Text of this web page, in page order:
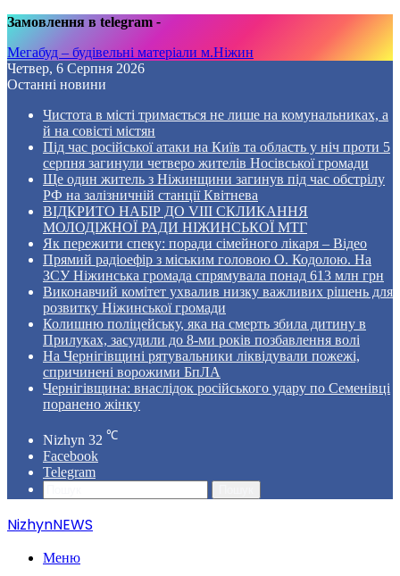
Замовлення в telegram -
Мегабуд – будівельні матеріали м.Ніжин
Четвер, 6 Серпня 2026
Останні новини
Чистота в місті тримається не лише на комунальниках, а
й на совісті містян
Під час російської атаки на Київ та область у ніч проти 5
серпня загинули четверо жителів Носівської громади
Ще один житель з Ніжинщини загинув під час обстрілу
РФ на залізничній станції Квітнева
ВІДКРИТО НАБІР ДО VIII СКЛИКАННЯ
МОЛОДІЖНОЇ РАДИ НІЖИНСЬКОЇ МТГ
Як пережити спеку: поради сімейного лікаря – Відео
Прямий радіоефір з міським головою О. Кодолою. На
ЗСУ Ніжинська громада спрямувала понад 613 млн грн
Виконавчий комітет ухвалив низку важливих рішень для
розвитку Ніжинської громади
Колишню поліцейську, яка на смерть збила дитину в
Прилуках, засудили до 8-ми років позбавлення волі
На Чернігівщині рятувальники ліквідували пожежі,
спричинені ворожими БпЛА
Чернігівщина: внаслідок російського удару по Семенівці
поранено жінку
Nizhyn 32 ℃
Facebook
Telegram
NizhynNEWS
Меню